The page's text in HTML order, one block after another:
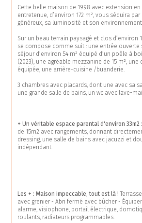
Cette belle maison de 1998 avec extension en
entretenue, d’environ 172 m², vous séduira
généreux, sa luminosité et son
Sur un beau terrain paysagé et clos d’environ
se compose comme suit : une entrée ouverte
séjour d’environ 54 m² équipé d’un poêle à
(2023), une agréable mezzanine de 15 m²,
équipée, une arrière-cuisine /buanderie.
3 chambres avec placards, dont une avec sa
une grande salle de bains, un wc avec lave-
+ Un véritable espace parental d'environ 33m2
de 15m2 avec rangements, donnant
dressing, une salle de bains avec jacuzzi et
indépendant.
Les + : Maison impeccable, tout est là !
avec grenier - Abri fermé avec bûcher -
alarme, visiophone, portail électrique,
roulants, radiateurs programmables.